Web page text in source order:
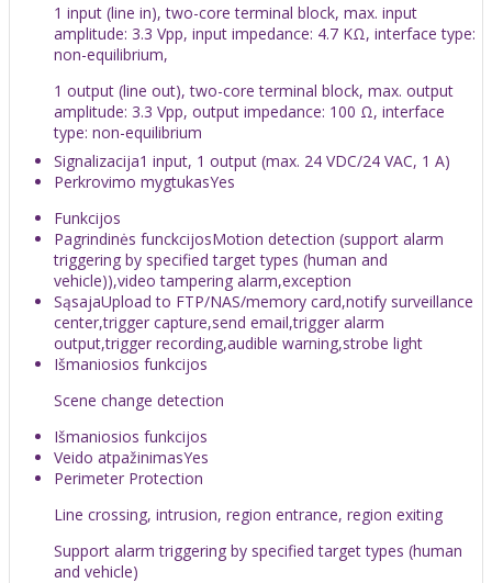
1 input (line in), two-core terminal block, max. input
amplitude: 3.3 Vpp, input impedance: 4.7 KΩ, interface type:
non-equilibrium,
1 output (line out), two-core terminal block, max. output
amplitude: 3.3 Vpp, output impedance: 100 Ω, interface
type: non-equilibrium
Signalizacija1 input, 1 output (max. 24 VDC/24 VAC, 1 A)
Perkrovimo mygtukasYes
Funkcijos
Pagrindinės funckcijosMotion detection (support alarm
triggering by specified target types (human and
vehicle)),video tampering alarm,exception
SąsajaUpload to FTP/NAS/memory card,notify surveillance
center,trigger capture,send email,trigger alarm
output,trigger recording,audible warning,strobe light
Išmaniosios funkcijos
Scene change detection
Išmaniosios funkcijos
Veido atpažinimasYes
Perimeter Protection
Line crossing, intrusion, region entrance, region exiting
Support alarm triggering by specified target types (human
and vehicle)